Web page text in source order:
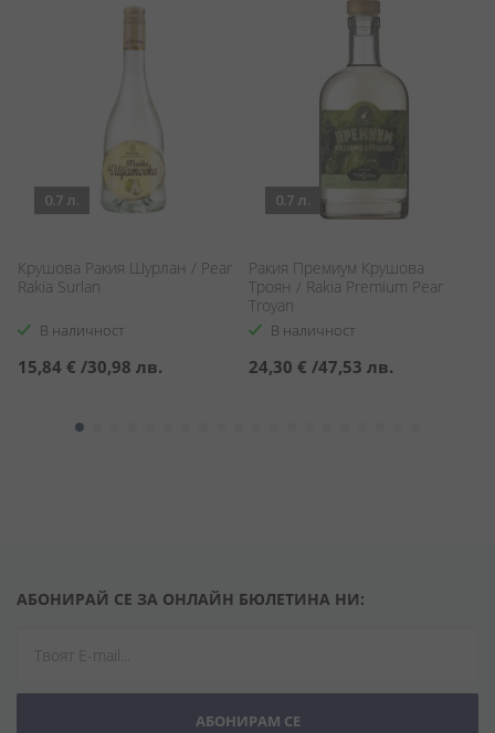
0.7 л.
Крушова Ракия Шурлан / Pear
Rakia Surlan
В наличност
15,84 € /30,98 лв.
0.7 л.
Ракия Премиум Крушова
Троян / Rakia Premium Pear
Troyan
В наличност
24,30 € /47,53 лв.
АБОНИРАЙ СЕ ЗА ОНЛАЙН БЮЛЕТИНА НИ:
АБОНИРАМ СЕ